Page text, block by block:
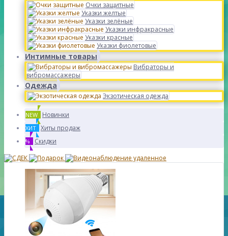
Очки защитные
Указки желтые
Указки зелёные
Указки инфракрасные
Указки красные
Указки фиолетовые
Интимные товары
Вибраторы и
вибромассажеры
Одежда
Экзотическая одежда
NEW Новинки
ХИТ Хиты продаж
% Скидки